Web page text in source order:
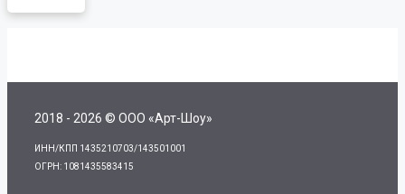
2018 - 2026 © ООО «Арт-Шоу»
ИНН/КПП 1435210703/143501001
ОГРН: 1081435583415